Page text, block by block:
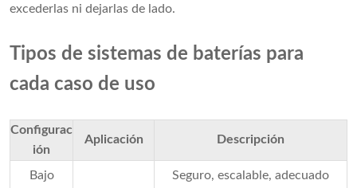
excederlas ni dejarlas de lado.
Tipos de sistemas de baterías para
cada caso de uso
Configurac
ión
Aplicación Descripción
Bajo
Seguro, escalable, adecuado